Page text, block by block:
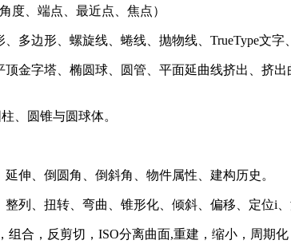
度、端点、最近点、焦点）
多边形、螺旋线、蜷线、抛物线、TrueType文字
金字塔、椭圆球、圆管、平面延曲线挤出、挤
、圆锥与圆球体。
伸、倒圆角、倒斜角、物件属性、建构历史。
列、扭转、弯曲、锥形化、倾斜、偏移、定位i
合，反剪切，ISO分离曲面,重建，缩小，周期